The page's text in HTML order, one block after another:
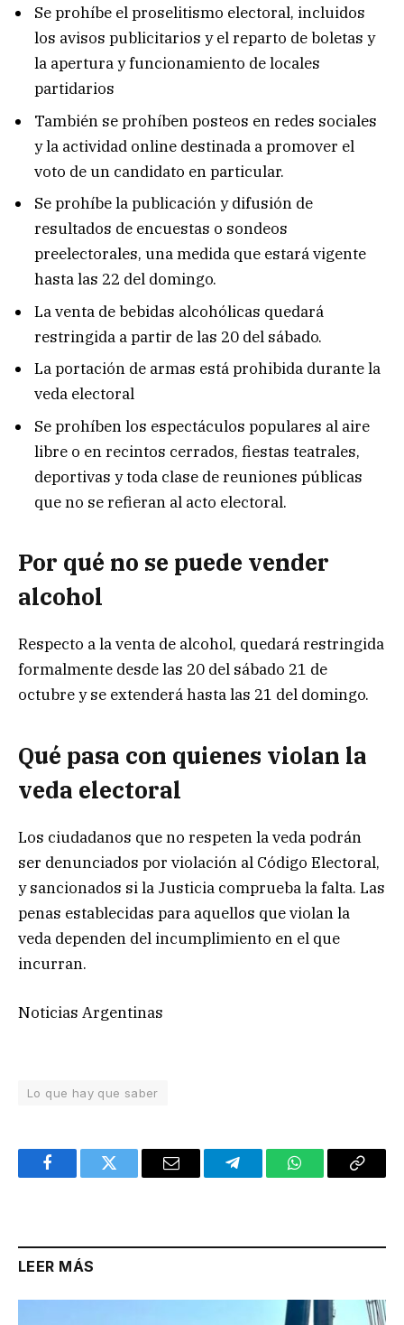
Se prohíbe el proselitismo electoral, incluidos
los avisos publicitarios y el reparto de boletas y
la apertura y funcionamiento de locales
partidarios
También se prohíben posteos en redes sociales
y la actividad online destinada a promover el
voto de un candidato en particular.
Se prohíbe la publicación y difusión de
resultados de encuestas o sondeos
preelectorales, una medida que estará vigente
hasta las 22 del domingo.
La venta de bebidas alcohólicas quedará
restringida a partir de las 20 del sábado.
La portación de armas está prohibida durante la
veda electoral
Se prohíben los espectáculos populares al aire
libre o en recintos cerrados, fiestas teatrales,
deportivas y toda clase de reuniones públicas
que no se refieran al acto electoral.
Por qué no se puede vender
alcohol
Respecto a la venta de alcohol, quedará restringida
formalmente desde las 20 del sábado 21 de
octubre y se extenderá hasta las 21 del domingo.
Qué pasa con quienes violan la
veda electoral
Los ciudadanos que no respeten la veda podrán
ser denunciados por violación al Código Electoral,
y sancionados si la Justicia comprueba la falta. Las
penas establecidas para aquellos que violan la
veda dependen del incumplimiento en el que
incurran.
Noticias Argentinas
Lo que hay que saber
FacebookTwitter Email TelegramWhatsAppCopy
LEER MÁS